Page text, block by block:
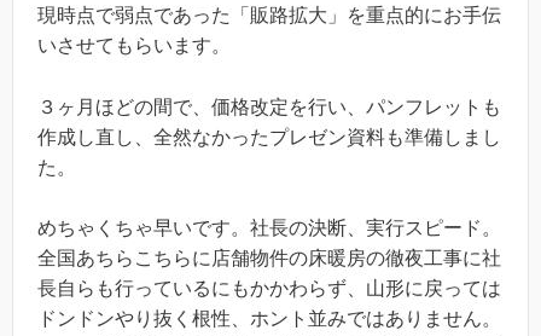
現時点で弱点であった「販路拡大」を重点的にお手伝
いさせてもらいます。
３ヶ月ほどの間で、価格改定を行い、パンフレットも
作成し直し、全然なかったプレゼン資料も準備しまし
た。
めちゃくちゃ早いです。社長の決断、実行スピード。
全国あちらこちらに店舗物件の床暖房の徹夜工事に社
長自らも行っているにもかかわらず、山形に戻っては
ドンドンやり抜く根性、ホント並みではありません。